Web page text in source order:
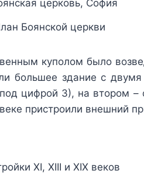
Боянской церкви
куполом было
большее здание с
цифрой 3), на втором –
пристроили внешний
XI, XIII и XIX веков